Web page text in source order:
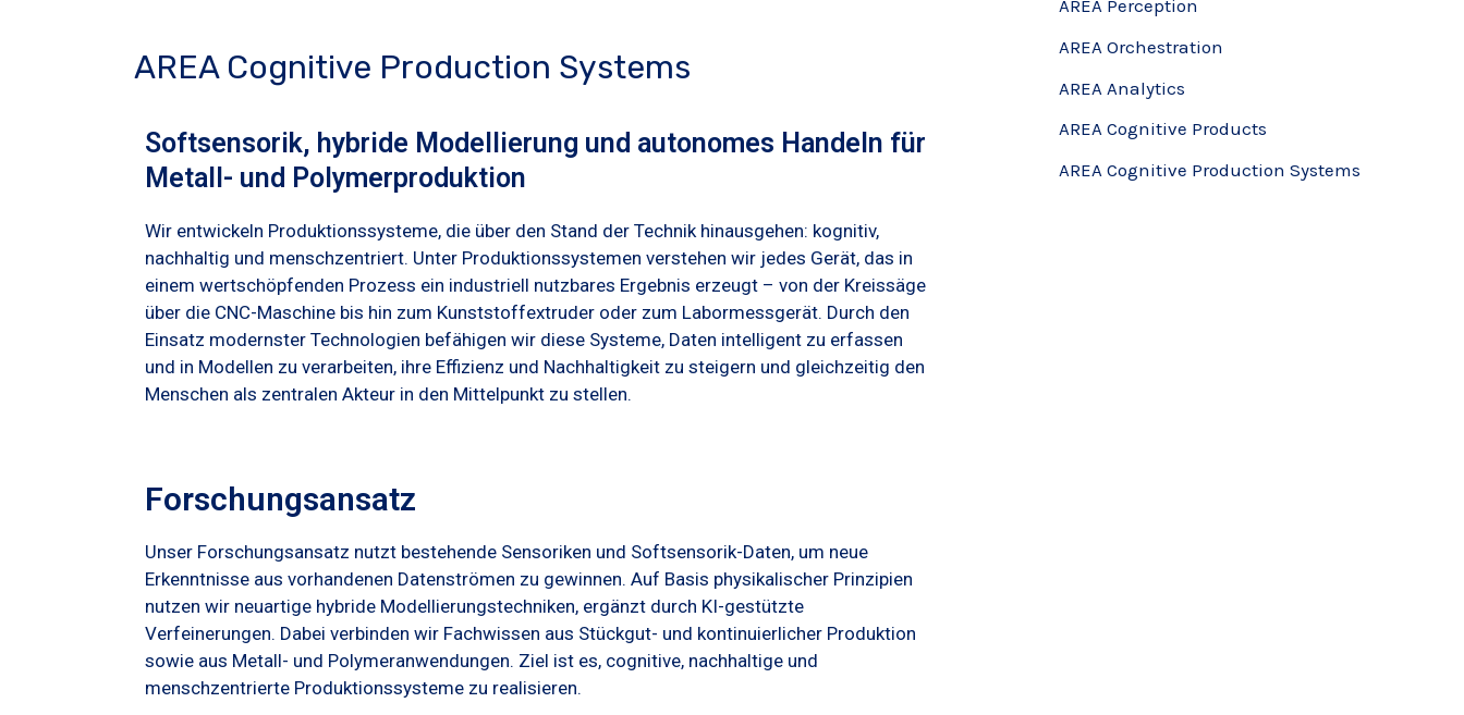
AREA Cognitive Production Systems
Softsensorik, hybride Modellierung und autonomes Handeln für
Metall- und Polymerproduktion
Wir entwickeln Produktionssysteme, die über den Stand der Technik hinausgehen: kognitiv,
nachhaltig und menschzentriert. Unter Produktionssystemen verstehen wir jedes Gerät, das in
einem wertschöpfenden Prozess ein industriell nutzbares Ergebnis erzeugt – von der Kreissäge
über die CNC-Maschine bis hin zum Kunststoffextruder oder zum Labormessgerät. Durch den
Einsatz modernster Technologien befähigen wir diese Systeme, Daten intelligent zu erfassen
und in Modellen zu verarbeiten, ihre Effizienz und Nachhaltigkeit zu steigern und gleichzeitig den
Menschen als zentralen Akteur in den Mittelpunkt zu stellen.
Forschungsansatz
Unser Forschungsansatz nutzt bestehende Sensoriken und Softsensorik-Daten, um neue
Erkenntnisse aus vorhandenen Datenströmen zu gewinnen. Auf Basis physikalischer Prinzipien
nutzen wir neuartige hybride Modellierungstechniken, ergänzt durch KI-gestützte
Verfeinerungen. Dabei verbinden wir Fachwissen aus Stückgut- und kontinuierlicher Produktion
sowie aus Metall- und Polymeranwendungen. Ziel ist es, cognitive, nachhaltige und
menschzentrierte Produktionssysteme zu realisieren.
AREA Perception
AREA Orchestration
AREA Analytics
AREA Cognitive Products
AREA Cognitive Production Systems